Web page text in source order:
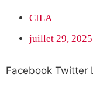
CILA
juillet 29, 2025
Facebook Twitter